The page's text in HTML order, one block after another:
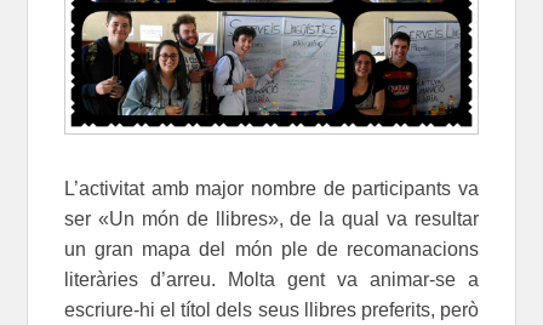
L’activitat amb major nombre de participants va
ser «Un món de llibres», de la qual va resultar
un gran mapa del món ple de recomanacions
literàries d’arreu. Molta gent va animar-se a
escriure-hi el títol dels seus llibres preferits, però